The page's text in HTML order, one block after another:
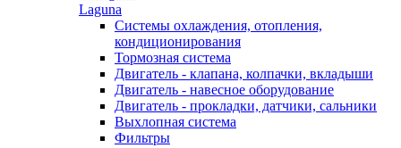
Laguna
Системы охлаждения, отопления,
кондиционирования
Тормозная система
Двигатель - клапана, колпачки, вкладыши
Двигатель - навесное оборудование
Двигатель - прокладки, датчики, сальники
Выхлопная система
Фильтры